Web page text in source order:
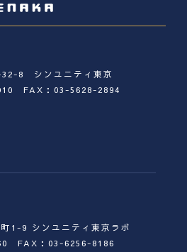
32-8 シンユニティ東京
FAX：03-5628-2894
1-9 シンユニティ東京ラボ
FAX：03-6256-8186